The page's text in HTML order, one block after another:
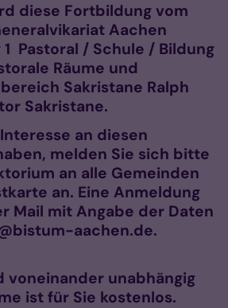
diese Fortbildung vom
Aachen
Pastoral / Schule / Bildung
Räume und
Sakristane Ralph
Sakristane.
an diesen
melden Sie sich bitte
an alle Gemeinden
an. Eine Anmeldung
Mail mit Angabe der Daten
aachen.de.
voneinander unabhängig
ist für Sie kostenlos.